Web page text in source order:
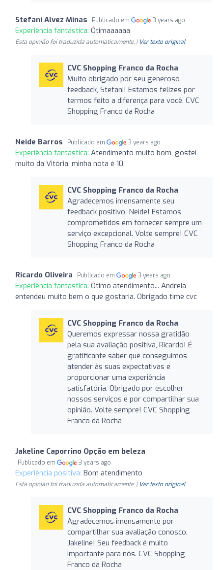
Stefani Alvez Minas Publicado em 3 years ago
Experiência fantástica: Ótimaaaaaa
Esta opinião foi traduzida automaticamente. | Ver texto original
CVC Shopping Franco da Rocha
Muito obrigado por seu generoso
feedback, Stefani! Estamos felizes por
termos feito a diferença para você. CVC
Shopping Franco da Rocha
Neide Barros Publicado em 3 years ago
Experiência fantástica: Atendimento muito bom, gostei
muito da Vitória, minha nota é 10.
CVC Shopping Franco da Rocha
Agradecemos imensamente seu
feedback positivo, Neide! Estamos
comprometidos em fornecer sempre um
serviço excepcional. Volte sempre! CVC
Shopping Franco da Rocha
Ricardo Oliveira Publicado em 3 years ago
Experiência fantástica: Ótimo atendimento... Andreia
entendeu muito bem o que gostaria. Obrigado time cvc
CVC Shopping Franco da Rocha
Queremos expressar nossa gratidão
pela sua avaliação positiva, Ricardo! É
gratificante saber que conseguimos
atender às suas expectativas e
proporcionar uma experiência
satisfatória. Obrigado por escolher
nossos serviços e por compartilhar sua
opinião. Volte sempre! CVC Shopping
Franco da Rocha
Jakeline Caporrino Opção em beleza
Publicado em 3 years ago
Experiência positiva: Bom atendimento
Esta opinião foi traduzida automaticamente. | Ver texto original
CVC Shopping Franco da Rocha
Agradecemos imensamente por
compartilhar sua avaliação conosco,
Jakeline! Seu feedback é muito
importante para nós. CVC Shopping
Franco da Rocha